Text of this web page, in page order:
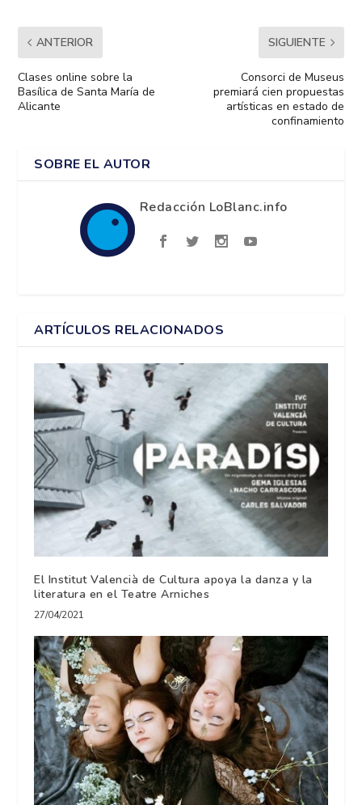
ANTERIOR
Clases online sobre la
Basílica de Santa María de
Alicante
SIGUIENTE
Consorci de Museus
premiará cien propuestas
artísticas en estado de
confinamiento
SOBRE EL AUTOR
Redacción LoBlanc.info
ARTÍCULOS RELACIONADOS
El Institut Valencià de Cultura apoya la danza y la
literatura en el Teatre Arniches
27/04/2021